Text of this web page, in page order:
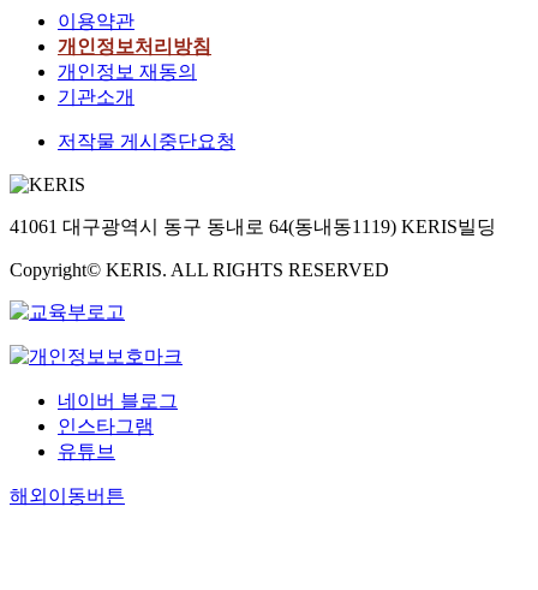
이용약관
개인정보처리방침
개인정보 재동의
기관소개
저작물 게시중단요청
41061 대구광역시 동구 동내로 64(동내동1119) KERIS빌딩
Copyright© KERIS. ALL RIGHTS RESERVED
네이버 블로그
인스타그램
유튜브
해외이동버튼